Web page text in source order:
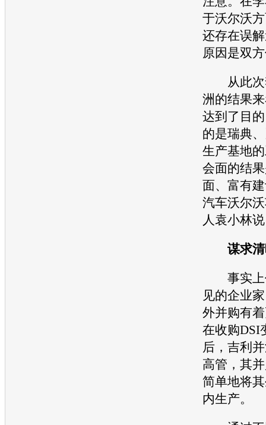
于沃尔沃
还存在误
原因是双
从此次
洲的结果
达到了目
的是瑞典
生产基地
会面的结
面、富有
汽车沃尔沃
人袁小林
谋求清
事实上
见的企业
外并购有
在收购DSI
后， 吉利
高管，其
简单地将
内生产。